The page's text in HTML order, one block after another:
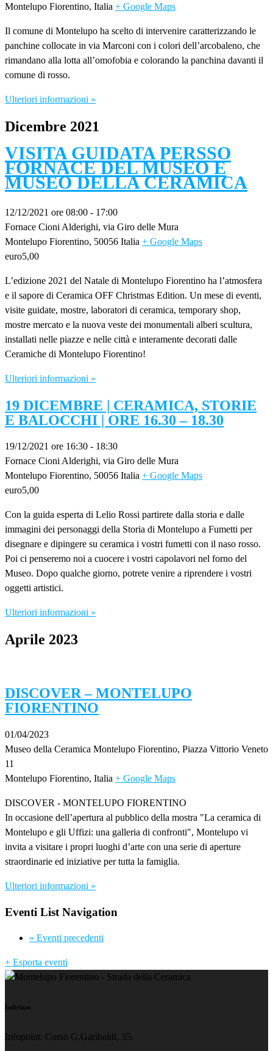
Montelupo Fiorentino, Italia + Google Maps
Il comune di Montelupo ha scelto di intervenire caratterizzando le
panchine collocate in via Marconi con i colori dell’arcobaleno, che
rimandano alla lotta all’omofobia e colorando la panchina davanti il
comune di rosso.
Ulteriori informazioni »
Dicembre 2021
VISITA GUIDATA PERSSO
FORNACE DEL MUSEO E
MUSEO DELLA CERAMICA
12/12/2021 ore 08:00 - 17:00
Fornace Cioni Alderighi, via Giro delle Mura
Montelupo Fiorentino, 50056 Italia + Google Maps
euro5,00
L’edizione 2021 del Natale di Montelupo Fiorentino ha l’atmosfera
e il sapore di Ceramica OFF Christmas Edition. Un mese di eventi,
visite guidate, mostre, laboratori di ceramica, temporary shop,
mostre mercato e la nuova veste dei monumentali alberi scultura,
installati nelle piazze e nelle città e interamente decorati dalle
Ceramiche di Montelupo Fiorentino!
Ulteriori informazioni »
19 DICEMBRE | CERAMICA, STORIE
E BALOCCHI | ORE 16.30 – 18.30
19/12/2021 ore 16:30 - 18:30
Fornace Cioni Alderighi, via Giro delle Mura
Montelupo Fiorentino, 50056 Italia + Google Maps
euro5,00
Con la guida esperta di Lelio Rossi partirete dalla storia e dalle
immagini dei personaggi della Storia di Montelupo a Fumetti per
disegnare e dipingere su ceramica i vostri fumetti con il naso rosso.
Poi ci penseremo noi a cuocere i vostri capolavori nel forno del
Museo. Dopo qualche giorno, potrete venire a riprendere i vostri
oggetti artistici.
Ulteriori informazioni »
Aprile 2023
DISCOVER – MONTELUPO
FIORENTINO
01/04/2023
Museo della Ceramica Montelupo Fiorentino, Piazza Vittorio Veneto
11
Montelupo Fiorentino, Italia + Google Maps
DISCOVER - MONTELUPO FIORENTINO
In occasione dell’apertura al pubblico della mostra "La ceramica di
Montelupo e gli Uffizi: una galleria di confronti", Montelupo vi
invita a visitare i propri luoghi d’arte con una serie di aperture
straordinarie ed iniziative per tutta la famiglia.
Ulteriori informazioni »
Eventi List Navigation
« Eventi precedenti
+ Esporta eventi
Indirizzo
Infopoint: Corso G.Garibaldi, 35.